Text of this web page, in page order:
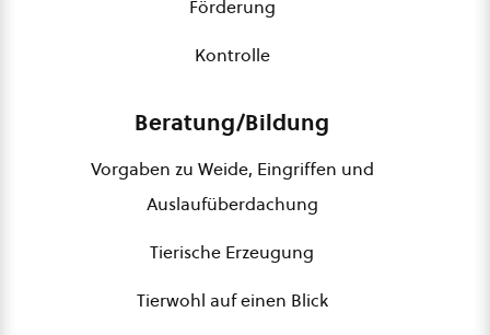
Förderung
Kontrolle
Beratung/Bildung
Vorgaben zu Weide, Eingriffen und
Auslaufüberdachung
Tierische Erzeugung
Tierwohl auf einen Blick